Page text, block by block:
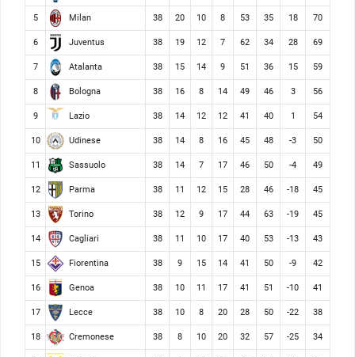
5 Milan 38 20 10 8 53 35 18 70
6 Juventus 38 19 12 7 62 34 28 69
7 Atalanta 38 15 14 9 51 36 15 59
8 Bologna 38 16 8 14 49 46 3 56
9 Lazio 38 14 12 12 41 40 1 54
10 Udinese 38 14 8 16 45 48 -3 50
11 Sassuolo 38 14 7 17 46 50 -4 49
12 Parma 38 11 12 15 28 46 -18 45
13 Torino 38 12 9 17 44 63 -19 45
14 Cagliari 38 11 10 17 40 53 -13 43
15 Fiorentina 38 9 15 14 41 50 -9 42
16 Genoa 38 10 11 17 41 51 -10 41
17 Lecce 38 10 8 20 28 50 -22 38
18 Cremonese 38 8 10 20 32 57 -25 34